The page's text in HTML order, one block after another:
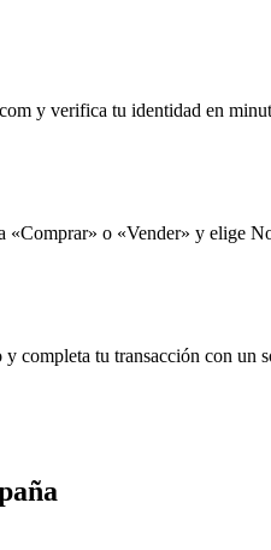
y verifica tu identidad en
«Comprar» o «Vender» y elige
completa tu transacción con un